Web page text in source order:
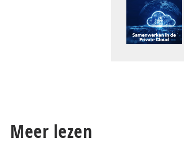
Meer lezen